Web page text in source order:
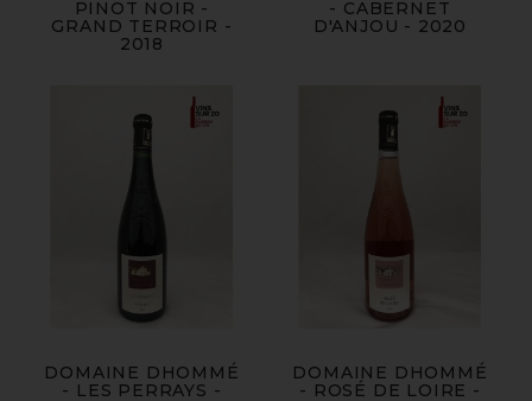
PINOT NOIR -
GRAND TERROIR -
2018
- CABERNET
D'ANJOU - 2020
DOMAINE DHOMMÉ
- LES PERRAYS -
DOMAINE DHOMMÉ
- ROSÉ DE LOIRE -